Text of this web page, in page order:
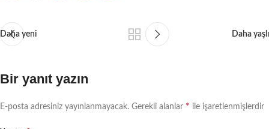
Daha yeni Daha yaşlı
Bir yanıt yazın
E-posta adresiniz yayınlanmayacak. Gerekli alanlar * ile işaretlenmişlerdir